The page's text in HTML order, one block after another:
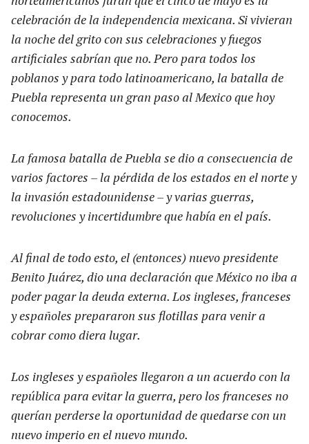
celebración de la independencia mexicana. Si vivieran
la noche del grito con sus celebraciones y fuegos
artificiales sabrían que no. Pero para todos los
poblanos y para todo latinoamericano, la batalla de
Puebla representa un gran paso al Mexico que hoy
conocemos.
La famosa batalla de Puebla se dio a consecuencia de
varios factores – la pérdida de los estados en el norte y
la invasión estadounidense – y varias guerras,
revoluciones y incertidumbre que había en el país.
Al final de todo esto, el (entonces) nuevo presidente
Benito Juárez, dio una declaración que México no iba a
poder pagar la deuda externa. Los ingleses, franceses
y españoles prepararon sus flotillas para venir a
cobrar como diera lugar.
Los ingleses y españoles llegaron a un acuerdo con la
república para evitar la guerra, pero los franceses no
querían perderse la oportunidad de quedarse con un
nuevo imperio en el nuevo mundo.